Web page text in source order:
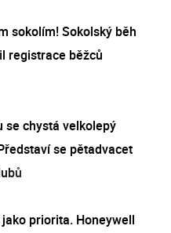
sokolím! Sokolský běh
registrace běžců
se chystá velkolepý
se pětadvacet
priorita. Honeywell